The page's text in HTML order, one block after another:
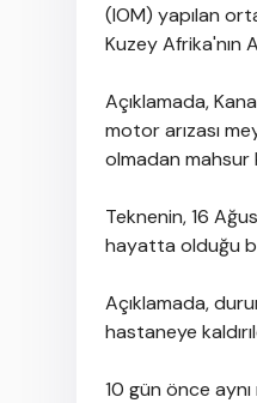
(IOM) yapılan
Kuzey Afrika'nın
Açıklamada,
motor arızası
olmadan mahsur
Teknenin, 16
hayatta olduğu
Açıklamada,
hastaneye
10 gün önce